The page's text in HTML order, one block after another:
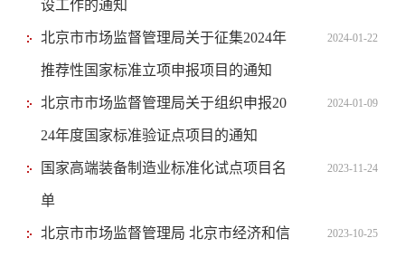
设工作的通知
北京市市场监督管理局关于征集2024年
推荐性国家标准立项申报项目的通知
2024-01-22
北京市市场监督管理局关于组织申报20
24年度国家标准验证点项目的通知
2024-01-09
国家高端装备制造业标准化试点项目名
单
2023-11-24
北京市市场监督管理局 北京市经济和信 2023-10-25